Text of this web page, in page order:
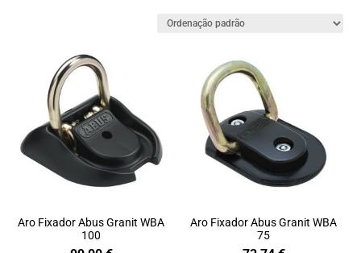
Aro Fixador Abus Granit WBA
100
Aro Fixador Abus Granit WBA
75